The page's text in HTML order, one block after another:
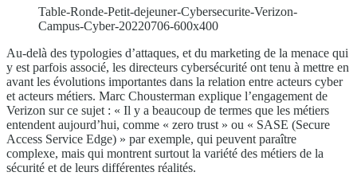
Table-Ronde-Petit-dejeuner-Cybersecurite-Verizon-
Campus-Cyber-20220706-600x400
Au-delà des typologies d’attaques, et du marketing de la menace qui
y est parfois associé, les directeurs cybersécurité ont tenu à mettre en
avant les évolutions importantes dans la relation entre acteurs cyber
et acteurs métiers. Marc Chousterman explique l’engagement de
Verizon sur ce sujet : « Il y a beaucoup de termes que les métiers
entendent aujourd’hui, comme « zero trust » ou « SASE (Secure
Access Service Edge) » par exemple, qui peuvent paraître
complexe, mais qui montrent surtout la variété des métiers de la
sécurité et de leurs différentes réalités.